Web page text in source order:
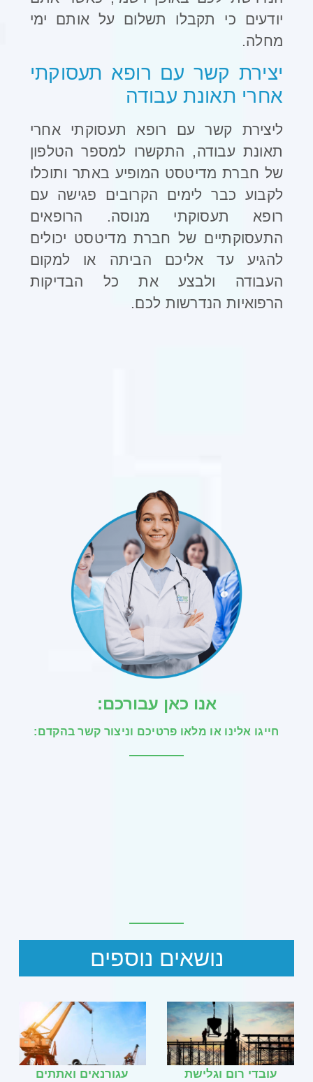
יודעים כי תקבלו תשלום על אותם ימי
מחלה.
יצירת קשר עם רופא תעסוקתי
אחרי תאונת עבודה
ליצירת קשר עם רופא תעסוקתי אחרי
תאונת עבודה, התקשרו למספר הטלפון
של חברת מדיטסט המופיע באתר ותוכלו
לקבוע כבר לימים הקרובים פגישה עם
רופא תעסוקתי מנוסה. הרופאים
התעסוקתיים של חברת מדיטסט יכולים
להגיע עד אליכם הביתה או למקום
העבודה ולבצע את כל הבדיקות
הרפואיות הנדרשות לכם.
אנו כאן עבורכם:
חייגו אלינו או מלאו פרטיכם וניצור קשר בהקדם:
נושאים נוספים
עובדי רום וגלישת
עגורנאים ואתתים